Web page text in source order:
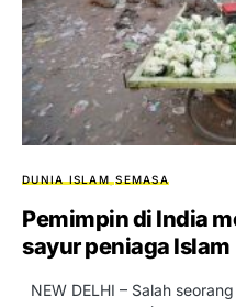
DUNIA ISLAM SEMASA
Pemimpin di India
sayur peniaga Islam
NEW DELHI – Salah